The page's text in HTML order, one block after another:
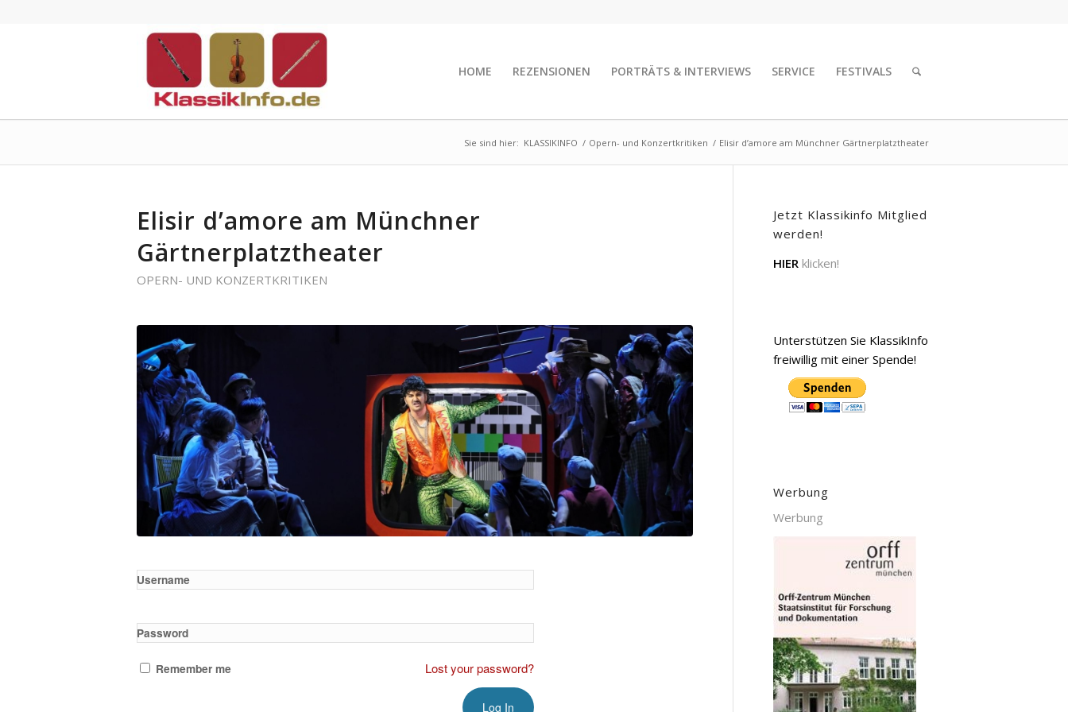
HOME REZENSIONEN PORTRÄTS & INTERVIEWS SERVICE FESTIVALS
Sie sind hier: KLASSIKINFO / Opern- und Konzertkritiken / Elisir d’amore am Münchner Gärtnerplatztheater
Elisir d’amore am Münchner
Gärtnerplatztheater
OPERN- UND KONZERTKRITIKEN
Username
Password
Remember me Lost your password?
Jetzt Klassikinfo Mitglied
werden!
HIER klicken!
Unterstützen Sie KlassikInfo
freiwillig mit einer Spende!
Werbung
Werbung